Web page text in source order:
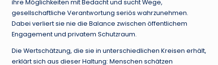
ihre Möglichkeiten mit Bedacht und sucht Wege,
gesellschaftliche Verantwortung seriös wahrzunehmen.
Dabei verliert sie nie die Balance zwischen öffentlichem
Engagement und privatem Schutzraum.
Die Wertschätzung, die sie in unterschiedlichen Kreisen erhält,
erklärt sich aus dieser Haltung: Menschen schätzen